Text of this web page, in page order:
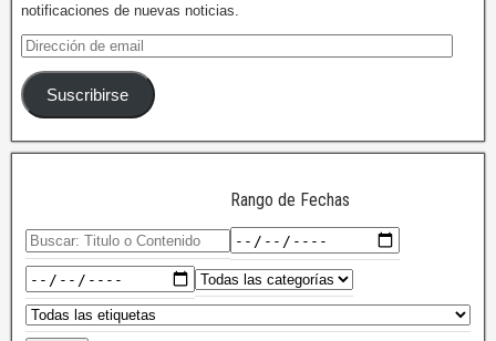
notificaciones de nuevas noticias.
Suscribirse
Rango de Fechas